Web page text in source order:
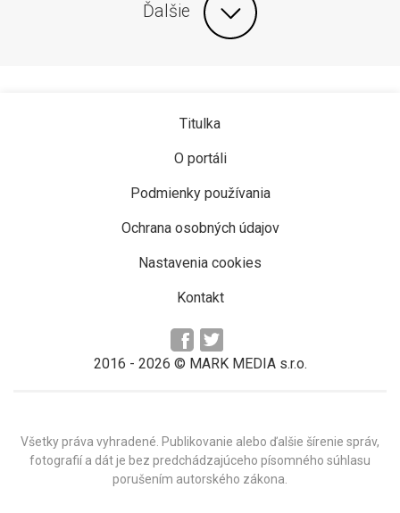
Ďalšie
Titulka
O portáli
Podmienky používania
Ochrana osobných údajov
Nastavenia cookies
Kontakt
2016 - 2026 © MARK MEDIA s.r.o.
Všetky práva vyhradené. Publikovanie alebo ďalšie šírenie správ,
fotografií a dát je bez predchádzajúceho písomného súhlasu
porušením autorského zákona.